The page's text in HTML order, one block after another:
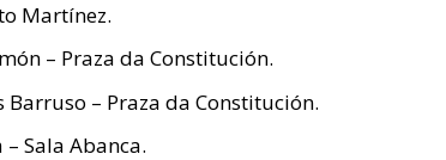
Martínez.
– Praza da Constitución.
– Praza da Constitución.
Sala Abanca.